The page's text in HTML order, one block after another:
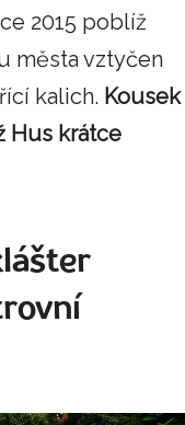
2015 poblíž
města vztyčen
kalich. Kousek
Hus krátce